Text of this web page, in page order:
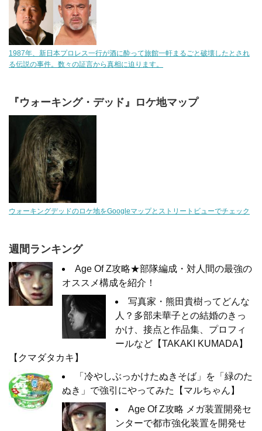
1987年、新日本プロレス一行が酒に酔って旅館一軒まるごと破壊したとされ
る伝説の事件。数々の証言から真相に迫ります。
『ウォーキング・デッド』ロケ地マップ
ウォーキングデッドのロケ地をGoogleマップとストリートビューでチェック
週間ランキング
Age Of Z攻略★部隊編成・対人間の最強の
オススメ構成を紹介！
写真家・熊田貴樹ってどんな
人？多部未華子との結婚のきっ
かけ、接点と作品集、プロフィ
ールなど【TAKAKI KUMADA】
【クマダタカキ】
「冷やしぶっかけたぬきそば」を「緑のた
ぬき」で強引にやってみた【マルちゃん】
Age Of Z攻略 メガ装置開発セ
ンターで都市強化装置を開発せ